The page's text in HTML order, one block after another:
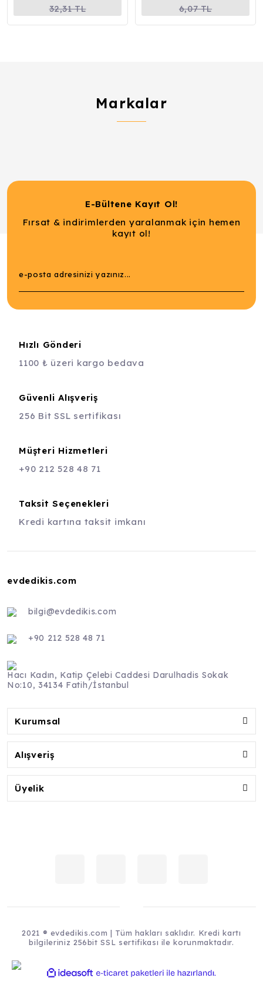
32,31 TL
6,07 TL
Markalar
E-Bültene Kayıt Ol!
Fırsat & indirimlerden yaralanmak için hemen
kayıt ol!
Hızlı Gönderi
1100 ₺ üzeri kargo bedava
Güvenli Alışveriş
256 Bit SSL sertifikası
Müşteri Hizmetleri
+90 212 528 48 71
Taksit Seçenekleri
Kredi kartına taksit imkanı
evdedikis.com
bilgi@evdedikis.com
+90 212 528 48 71
Hacı Kadın, Katip Çelebi Caddesi Darulhadis Sokak
No:10, 34134 Fatih/İstanbul
Kurumsal
Alışveriş
Üyelik
2021 ® evdedikis.com | Tüm hakları saklıdır. Kredi kartı
bilgileriniz 256bit SSL sertifikası ile korunmaktadır.
ideasoft
e-